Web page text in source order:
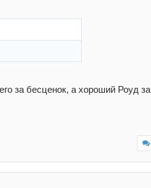
за бесценок, а хороший Роуд за